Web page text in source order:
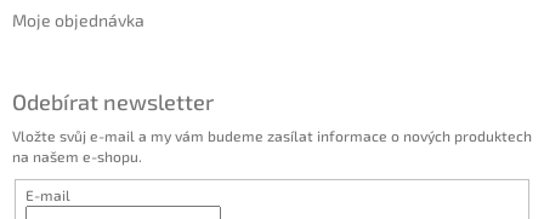
Moje objednávka
Odebírat newsletter
Vložte svůj e-mail a my vám budeme zasílat informace o nových produktech
na našem e-shopu.
E-mail